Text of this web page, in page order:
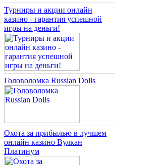
Турниры и акции онлайн
казино - гарантия успешной
игры на деньги!
Головоломка Russian Dolls
Охота за прибылью в лучшем
онлайн казино Вулкан
Платинум